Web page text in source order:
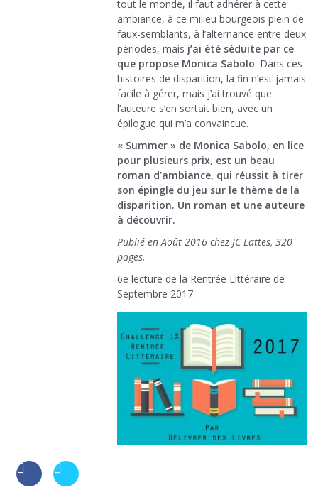
tout le monde, il faut adhérer à cette
ambiance, à ce milieu bourgeois plein de
faux-semblants, à l’alternance entre deux
périodes, mais j’ai été séduite par ce
que propose Monica Sabolo. Dans ces
histoires de disparition, la fin n’est jamais
facile à gérer, mais j’ai trouvé que
l’auteure s’en sortait bien, avec un
épilogue qui m’a convaincue.
« Summer » de Monica Sabolo, en lice
pour plusieurs prix, est un beau
roman d’ambiance, qui réussit à tirer
son épingle du jeu sur le thème de la
disparition. Un roman et une auteure
à découvrir.
Publié en Août 2016 chez JC Lattes, 320
pages.
6e lecture de la Rentrée Littéraire de
Septembre 2017.